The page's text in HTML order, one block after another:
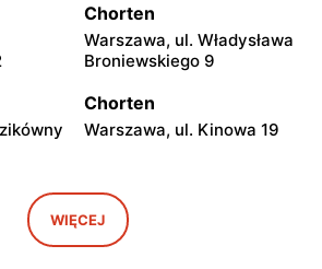
Chorten
Warszawa, ul. Władysława
Broniewskiego 9
Chorten
Warszawa, ul. Kinowa 19
Chorten
Warszawa al. Stanów
Zjednoczonych 32/U1
WIĘCEJ